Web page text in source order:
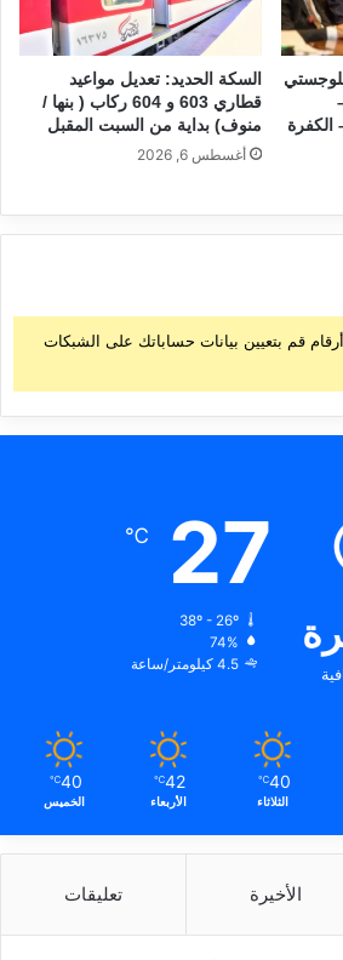
السكة الحديد: تعديل مواعيد
قطاري 603 و 604 ركاب ( بنها /
منوف) بداية من السبت المقبل
أغسطس 6, 2026
قم بتعيين بيانات حساباتك على الشبكات
27
℃
38º - 26º
74%
4.5 كيلومتر/ساعة
40
℃
الثلاثاء
42
℃
الأربعاء
40
℃
الخميس
الأخيرة تعليقات